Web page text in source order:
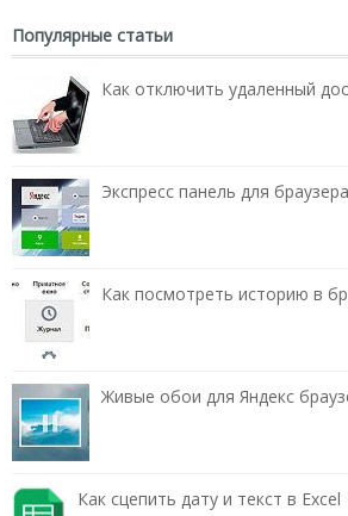
Популярные статьи
Как отключить удаленный
Экспресс панель для
Как посмотреть историю в
Живые обои для Яндекс
Как сцепить дату и текст в Excel